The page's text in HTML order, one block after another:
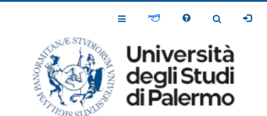
Toggle
Toggle